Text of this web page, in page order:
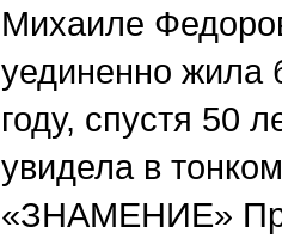
Михаиле
уединенно жила
году, спустя 50
увидела в
«ЗНАМЕНИЕ»